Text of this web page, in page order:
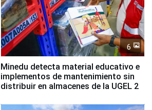
6
Minedu detecta material educativo e
implementos de mantenimiento sin
distribuir en almacenes de la UGEL 2